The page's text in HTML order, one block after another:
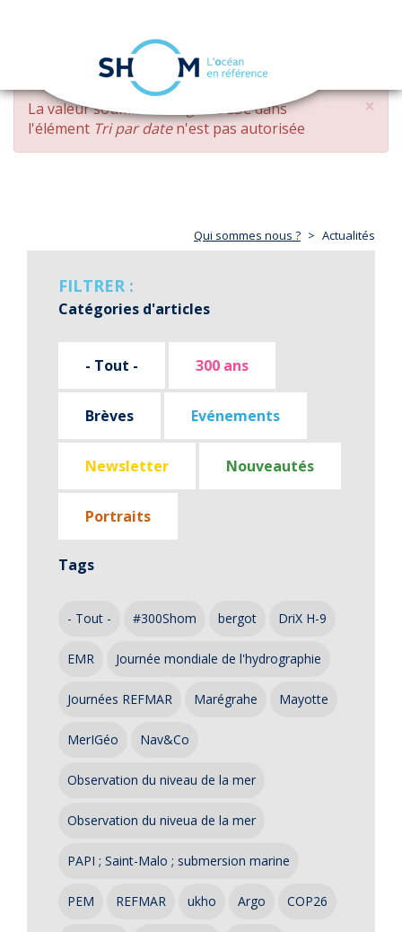
Aller
contenu
principal
navigation
×
MESSAGE
D'ERREUR
La valeur soumise changed DESCdans
l'élément Tri par daten'est pas autorisée
Qui sommes nous ? Actualités
FILTRER :
Catégories d'articles
- Tout - 300 ans
Brèves Evénements
Newsletter Nouveautés
Portraits
Tags
- Tout - #300Shom bergot DriX H-9
EMR Journée mondiale de l'hydrographie
Journées REFMAR Marégrahe Mayotte
MerIGéo Nav&Co
Observation du niveau de la mer
Observation du niveua de la mer
PAPI ; Saint-Malo ; submersion marine
PEM REFMAR ukho Argo COP26